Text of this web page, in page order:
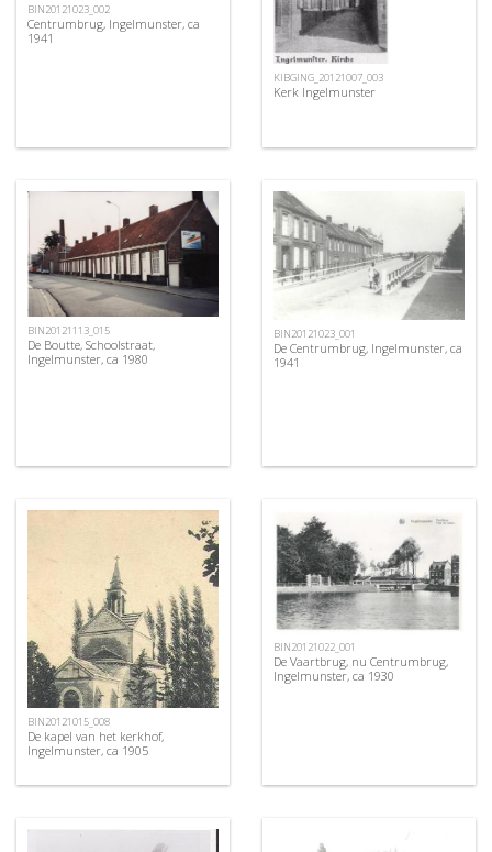
BIN20121023_002
Centrumbrug, Ingelmunster, ca
1941
KIBGING_20121007_003
Kerk Ingelmunster
BIN20121113_015
De Boutte, Schoolstraat,
Ingelmunster, ca 1980
BIN20121023_001
De Centrumbrug, Ingelmunster, ca
1941
BIN20121015_008
De kapel van het kerkhof,
Ingelmunster, ca 1905
BIN20121022_001
De Vaartbrug, nu Centrumbrug,
Ingelmunster, ca 1930